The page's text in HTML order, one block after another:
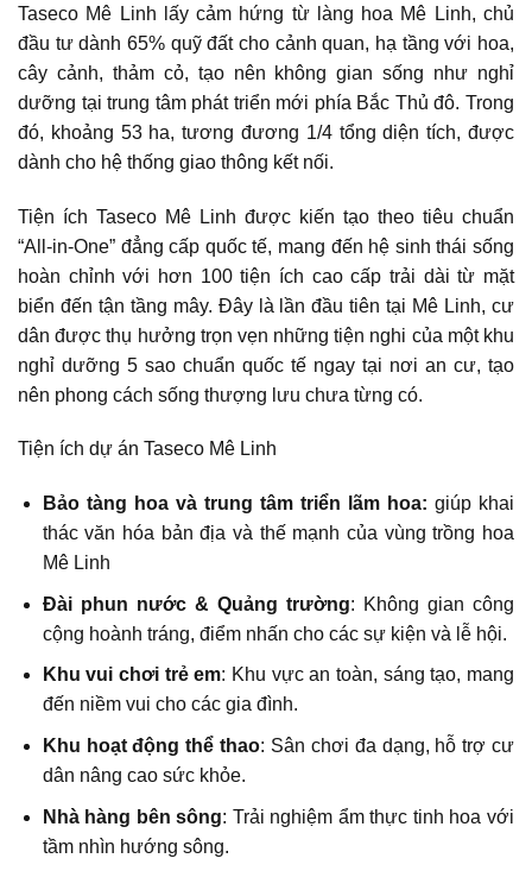
Taseco Mê Linh lấy cảm hứng từ làng hoa Mê Linh, chủ
đầu tư dành 65% quỹ đất cho cảnh quan, hạ tầng với hoa,
cây cảnh, thảm cỏ, tạo nên không gian sống như nghỉ
dưỡng tại trung tâm phát triển mới phía Bắc Thủ đô. Trong
đó, khoảng 53 ha, tương đương 1/4 tổng diện tích, được
dành cho hệ thống giao thông kết nối.
Tiện ích Taseco Mê Linh được kiến tạo theo tiêu chuẩn
“All-in-One” đẳng cấp quốc tế, mang đến hệ sinh thái sống
hoàn chỉnh với hơn 100 tiện ích cao cấp trải dài từ mặt
biển đến tận tầng mây. Đây là lần đầu tiên tại Mê Linh, cư
dân được thụ hưởng trọn vẹn những tiện nghi của một khu
nghỉ dưỡng 5 sao chuẩn quốc tế ngay tại nơi an cư, tạo
nên phong cách sống thượng lưu chưa từng có.
Tiện ích dự án Taseco Mê Linh
Bảo tàng hoa và trung tâm triển lãm hoa: giúp khai
thác văn hóa bản địa và thế mạnh của vùng trồng hoa
Mê Linh
Đài phun nước & Quảng trường: Không gian công
cộng hoành tráng, điểm nhấn cho các sự kiện và lễ hội.
Khu vui chơi trẻ em: Khu vực an toàn, sáng tạo, mang
đến niềm vui cho các gia đình.
Khu hoạt động thể thao: Sân chơi đa dạng, hỗ trợ cư
dân nâng cao sức khỏe.
Nhà hàng bên sông: Trải nghiệm ẩm thực tinh hoa với
tầm nhìn hướng sông.